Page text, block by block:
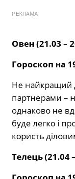
РЕКЛАМА
Овен (21.03 –
Гороскоп на
Не найкращий
партнерами –
однаково не
буде легко і
користь
Телець (21.04